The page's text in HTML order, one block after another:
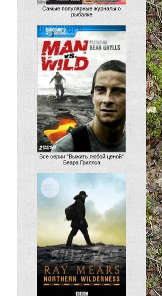
Самые популярные журналы о
рыбалке
Все серии "Выжить любой ценой"
Беара Гриллса